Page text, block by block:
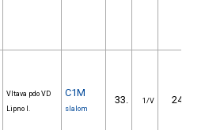
Vltava pdo VD
Lipno I.
C1M
slalom
33. 1/V 24.72